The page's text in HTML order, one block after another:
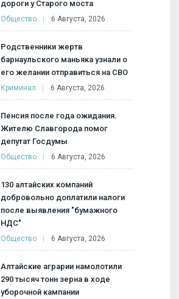
дороги у Старого моста
Общество 6 Августа, 2026
Родственники жертв
барнаульского маньяка узнали о
его желании отправиться на СВО
Криминал 6 Августа, 2026
Пенсия после года ожидания.
Жителю Славгорода помог
депутат Госдумы
Общество 6 Августа, 2026
130 алтайских компаний
добровольно доплатили налоги
после выявления "бумажного
НДС"
Общество 6 Августа, 2026
Алтайские аграрии намолотили
290 тысяч тонн зерна в ходе
уборочной кампании